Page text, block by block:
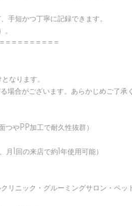
手短かつ丁寧に記録できます。
なります。
場合がございます。あらかじめご了承
つやPP加工で耐久性抜群）
1回の来店で約1年使用可能）
リニック・グルーミングサロン・ペッ